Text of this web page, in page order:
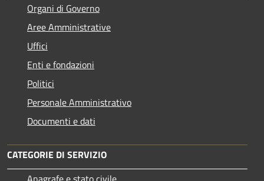
Organi di Governo
Aree Amministrative
Uffici
Enti e fondazioni
Politici
Personale Amministrativo
Documenti e dati
CATEGORIE DI SERVIZIO